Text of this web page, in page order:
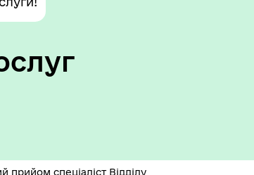
спеціаліст Відділу